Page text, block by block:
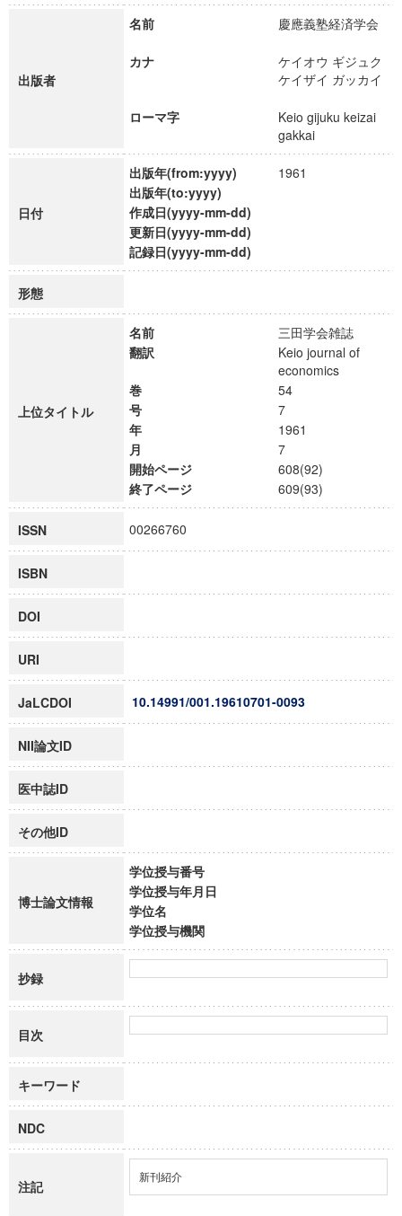
出版者
名前 慶應義塾経済学会
カナ
ケイオウ ギジュク
ケイザイ ガッカイ
ローマ字
Keio gijuku keizai
gakkai
日付
出版年(from:yyyy)
1961
出版年(to:yyyy)
作成日(yyyy-mm-dd)
更新日(yyyy-mm-dd)
記録日(yyyy-mm-dd)
形態
上位タイトル
名前
三田学会雑誌
翻訳
Keio journal of
economics
巻
54
号
7
年
1961
月
7
開始ページ
608(92)
終了ページ
609(93)
ISSN 00266760
ISBN
DOI
URI
JaLCDOI 10.14991/001.19610701-0093
NII論文ID
医中誌ID
その他ID
博士論文情報
学位授与番号
学位授与年月日
学位名
学位授与機関
抄録
目次
キーワード
NDC
注記
新刊紹介